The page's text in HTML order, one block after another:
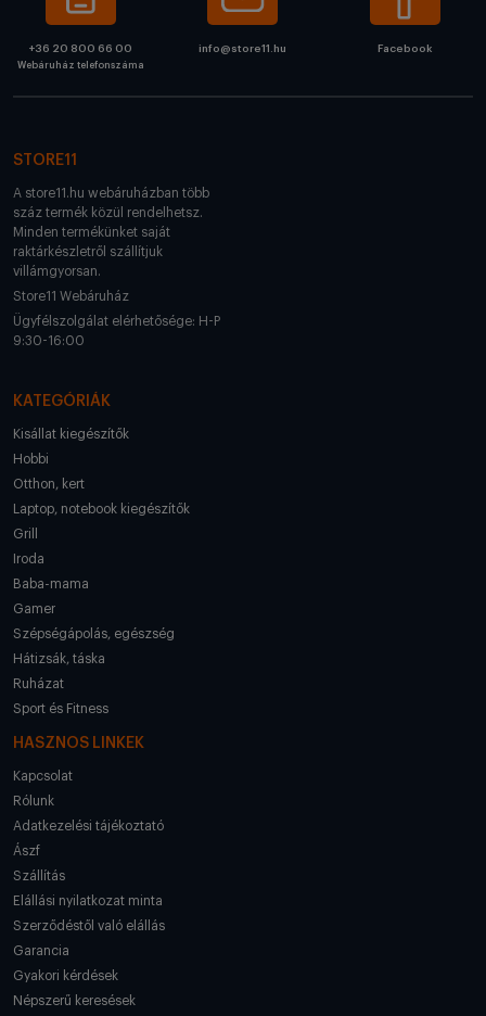
+36 20 800 66 00
Webáruház telefonszáma
info@store11.hu Facebook
STORE11
A store11.hu webáruházban több
száz termék közül rendelhetsz.
Minden termékünket saját
raktárkészletről szállítjuk
villámgyorsan.
Store11 Webáruház
Ügyfélszolgálat elérhetősége: H-P
9:30-16:00
KATEGÓRIÁK
Kisállat kiegészítők
Hobbi
Otthon, kert
Laptop, notebook kiegészítők
Grill
Iroda
Baba-mama
Gamer
Szépségápolás, egészség
Hátizsák, táska
Ruházat
Sport és Fitness
HASZNOS LINKEK
Kapcsolat
Rólunk
Adatkezelési tájékoztató
Ászf
Szállítás
Elállási nyilatkozat minta
Szerződéstől való elállás
Garancia
Gyakori kérdések
Népszerű keresések